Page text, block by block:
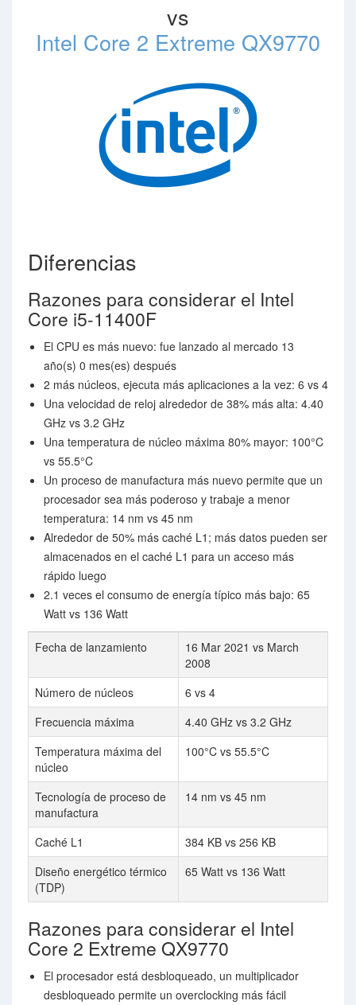
vs
Intel Core 2 Extreme QX9770
Diferencias
Razones para considerar el Intel
Core i5-11400F
El CPU es más nuevo: fue lanzado al mercado 13
año(s) 0 mes(es) después
2 más núcleos, ejecuta más aplicaciones a la vez: 6 vs 4
Una velocidad de reloj alrededor de 38% más alta: 4.40
GHz vs 3.2 GHz
Una temperatura de núcleo máxima 80% mayor: 100°C
vs 55.5°C
Un proceso de manufactura más nuevo permite que un
procesador sea más poderoso y trabaje a menor
temperatura: 14 nm vs 45 nm
Alrededor de 50% más caché L1; más datos pueden ser
almacenados en el caché L1 para un acceso más
rápido luego
2.1 veces el consumo de energía típico más bajo: 65
Watt vs 136 Watt
Fecha de lanzamiento
16 Mar 2021 vs March
2008
Número de núcleos
6 vs 4
Frecuencia máxima
4.40 GHz vs 3.2 GHz
Temperatura máxima del
núcleo
100°C vs 55.5°C
Tecnología de proceso de
manufactura
14 nm vs 45 nm
Caché L1
384 KB vs 256 KB
Diseño energético térmico
(TDP)
65 Watt vs 136 Watt
Razones para considerar el Intel
Core 2 Extreme QX9770
El procesador está desbloqueado, un multiplicador
desbloqueado permite un overclocking más fácil